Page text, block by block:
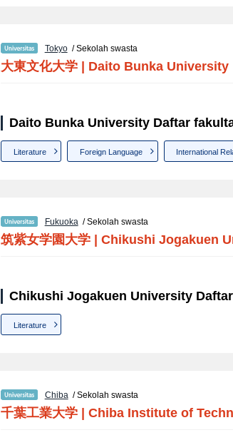
Tokyo/ Sekolah swasta
大東文化大学 | Daito Bunka University
Daito Bunka University Daftar
Literature Foreign Language International
Fukuoka/ Sekolah swasta
筑紫女学園大学 | Chikushi Jogakuen
Chikushi Jogakuen University
Literature
Chiba/ Sekolah swasta
千葉工業大学 Chiba Institute of